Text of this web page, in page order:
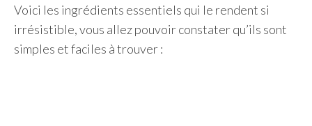
Voici les ingrédients essentiels qui le rendent si
irrésistible, vous allez pouvoir constater qu’ils sont
simples et faciles à trouver :